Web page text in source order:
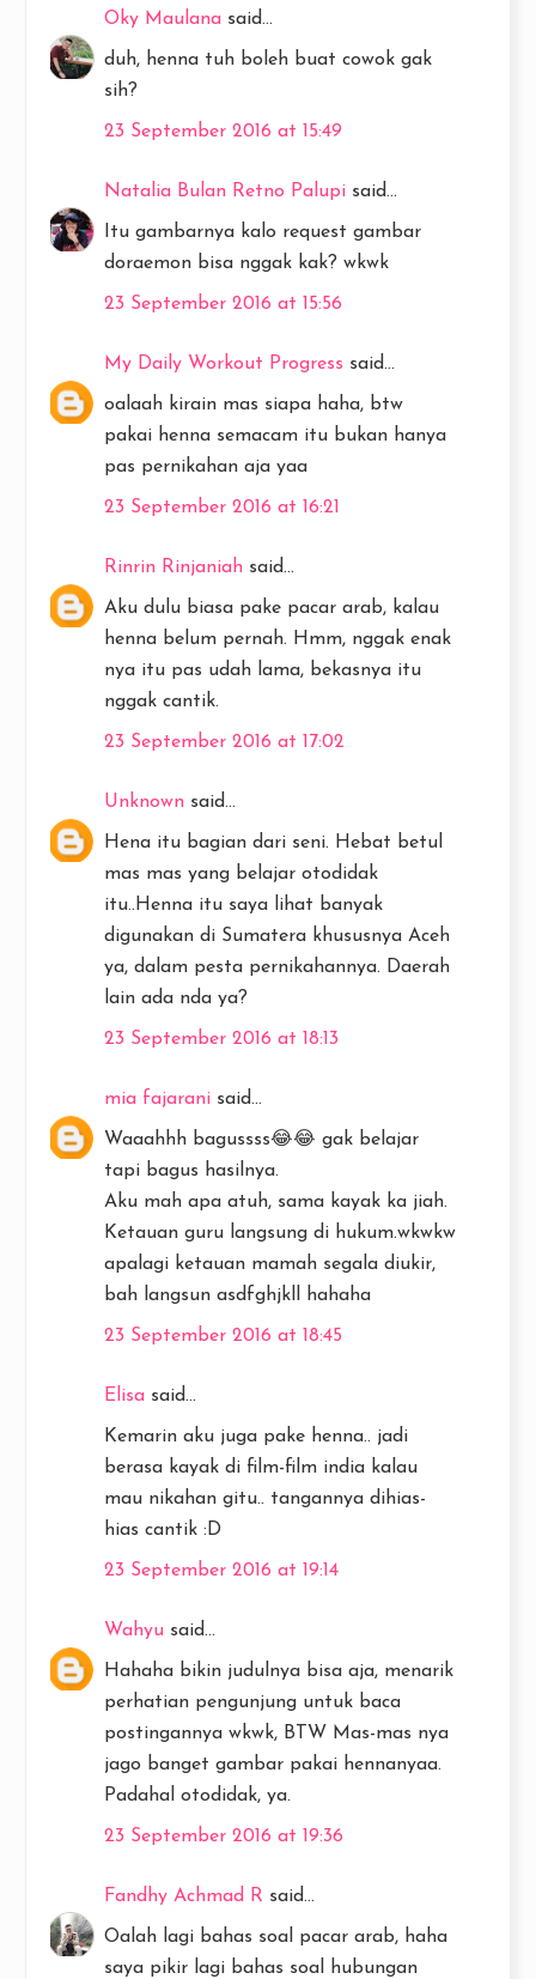
Oky Maulana said...
duh, henna tuh boleh buat cowok gak
sih?
23 September 2016 at 15:49
Natalia Bulan Retno Palupi said...
Itu gambarnya kalo request gambar
doraemon bisa nggak kak? wkwk
23 September 2016 at 15:56
My Daily Workout Progress said...
oalaah kirain mas siapa haha, btw
pakai henna semacam itu bukan hanya
pas pernikahan aja yaa
23 September 2016 at 16:21
Rinrin Rinjaniah said...
Aku dulu biasa pake pacar arab, kalau
henna belum pernah. Hmm, nggak enak
nya itu pas udah lama, bekasnya itu
nggak cantik.
23 September 2016 at 17:02
Unknown said...
Hena itu bagian dari seni. Hebat betul
mas mas yang belajar otodidak
itu..Henna itu saya lihat banyak
digunakan di Sumatera khususnya Aceh
ya, dalam pesta pernikahannya. Daerah
lain ada nda ya?
23 September 2016 at 18:13
mia fajarani said...
Waaahhh bagussss😂😂 gak belajar
tapi bagus hasilnya.
Aku mah apa atuh, sama kayak ka jiah.
Ketauan guru langsung di hukum.wkwkw
apalagi ketauan mamah segala diukir,
bah langsun asdfghjkll hahaha
23 September 2016 at 18:45
Elisa said...
Kemarin aku juga pake henna.. jadi
berasa kayak di film-film india kalau
mau nikahan gitu.. tangannya dihias-
hias cantik :D
23 September 2016 at 19:14
Wahyu said...
Hahaha bikin judulnya bisa aja, menarik
perhatian pengunjung untuk baca
postingannya wkwk, BTW Mas-mas nya
jago banget gambar pakai hennanyaa.
Padahal otodidak, ya.
23 September 2016 at 19:36
Fandhy Achmad R said...
Oalah lagi bahas soal pacar arab, haha
saya pikir lagi bahas soal hubungan